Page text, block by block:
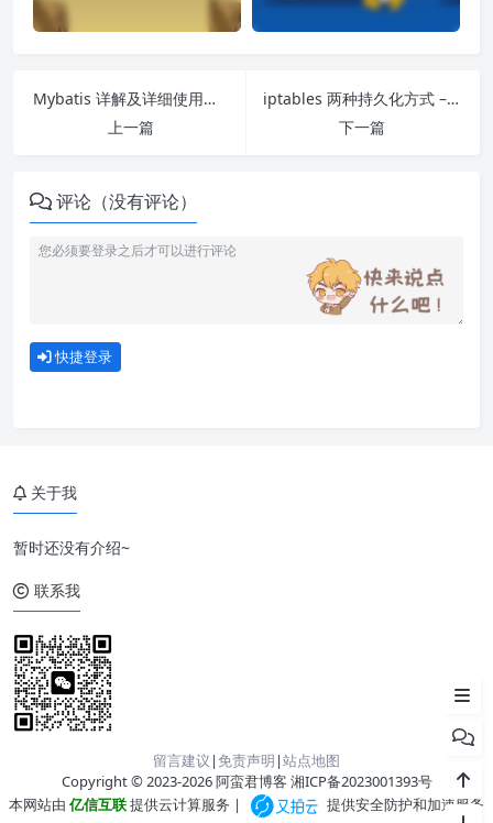
Mybatis 详解及详细使用教程
上一篇
iptables 两种持久化方式 – centos 和 ubuntu 下 iptables 的持久化
下一篇
评论（没有评论）
快捷登录
关于我
暂时还没有介绍~
联系我
留言建议 |免责声明 |站点地图
Copyright © 2023-2026 阿蛮君博客 湘ICP备2023001393号
本网站由 亿信互联提供云计算服务 | 提供安全防护和加速服务